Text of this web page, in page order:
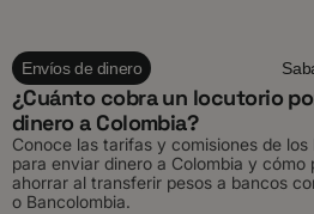
Envíos de dinero
¿Cuánto cobra un locutorio
dinero a Colombia?
Conoce las tarifas y comisiones de los
para enviar dinero a Colombia y cómo
ahorrar al transferir pesos a bancos
o Bancolombia.